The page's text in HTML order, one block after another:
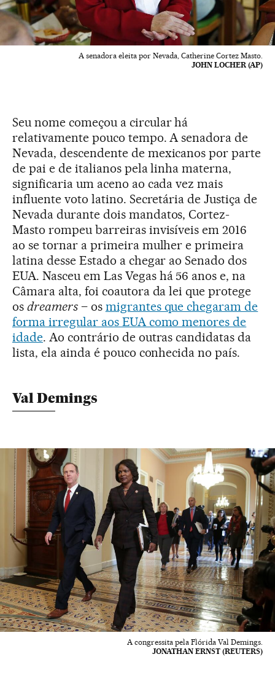
A senadora eleita por Nevada, Catherine Cortez Masto.
JOHN LOCHER (AP)
Seu nome começou a circular há
relativamente pouco tempo. A senadora de
Nevada, descendente de mexicanos por parte
de pai e de italianos pela linha materna,
significaria um aceno ao cada vez mais
influente voto latino. Secretária de Justiça de
Nevada durante dois mandatos, Cortez-
Masto rompeu barreiras invisíveis em 2016
ao se tornar a primeira mulher e primeira
latina desse Estado a chegar ao Senado dos
EUA. Nasceu em Las Vegas há 56 anos e, na
Câmara alta, foi coautora da lei que protege
os dreamers– os migrantes que chegaram de
forma irregular aos EUA como menores de
idade. Ao contrário de outras candidatas da
lista, ela ainda é pouco conhecida no país.
Val Demings
A congressita pela Flórida Val Demings.
JONATHAN ERNST (REUTERS)